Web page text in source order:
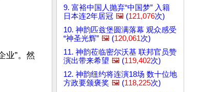
业”。然
9. 富裕中国人抛弃“中国梦” 入籍
日本连2年居冠 🖼️ (121,076次)
10. 神韵匹兹堡圆满落幕 观众感受
“神圣光辉” 🖼️ (120,061次)
11. 神韵莅临密尔沃基 联邦官员赞
演出带来希望 🖼️ (119,402次)
12. 神韵纽约将连演18场 数十位地
方政要颁褒奖 🖼️ (118,225次)